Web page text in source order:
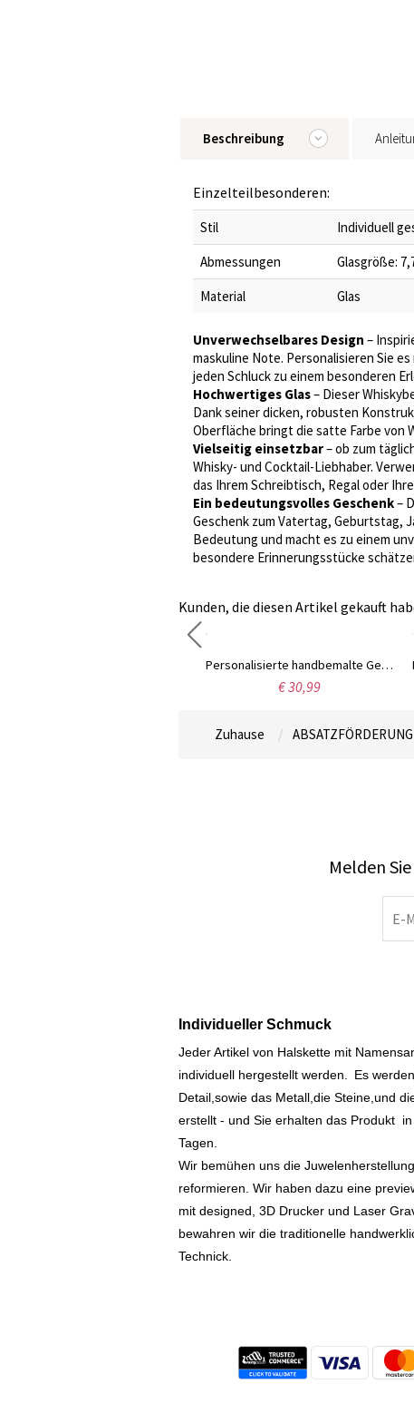
Beschreibung
Einzelteilbesonderen:
Stil
Individuell
Abmessungen
Glasgröße:
Material
Glas
Unverwechselbares Design –
maskuline Note. Personalisieren Sie
jeden Schluck zu einem besonderen
Hochwertiges Glas– Dieser
Dank seiner dicken, robusten
Oberfläche bringt die satte Farbe von
Vielseitig einsetzbar– ob zum
Whisky- und Cocktail-Liebhaber.
das Ihrem Schreibtisch, Regal oder
Ein bedeutungsvolles Geschenk–
Geschenk zum Vatertag, Geburtstag,
Bedeutung und macht es zu einem
besondere Erinnerungsstücke
Kunden, die diesen Artikel gekauft
Personalisierte handbemalte Geburtsblumen-Kaffeetasse, individuelle Namenstasse für Espresso/Latte, isolierte Glastasse mit Henkel, Geschenk für Brautjungfer/Schwester/Sie
€ 30,99
Zuhause ABSATZFÖRDERUNG
Melden
Individueller Schmuck
Jeder Artikel von Halskette mit
individuell hergestellt werden.
Es
Detail,sowie das Metall,die Steine,und
erstellt - und Sie erhalten das Produkt
Tagen.
Wir bemühen uns die
reformieren. Wir haben dazu eine
mit designed, 3D Drucker und Laser
bewahren wir die traditionelle
Technick.